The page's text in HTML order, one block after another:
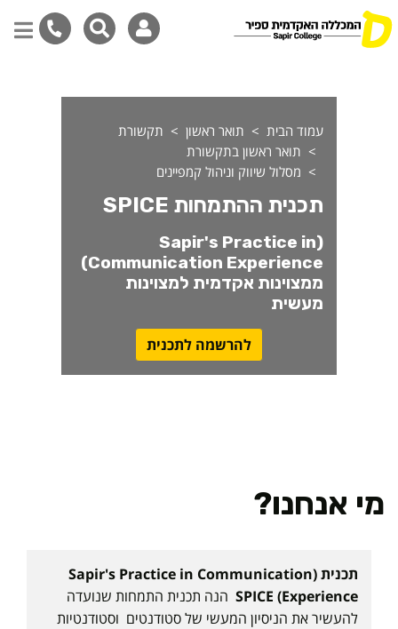
עמוד הבית תואר ראשון
תקשורת
תואר ראשון בתקשורת
מסלול שיווק וניהול קמפיינים
תכנית ההתמחות SPICE
(Sapir's Practice in
Communication Experience)
ממצוינות אקדמית למצוינות
מעשית
להרשמה לתכנית
מי אנחנו?
תכנית (Sapir's Practice in Communication
Experience) SPICE
הנה תכנית התמחות שנועדה
להעשיר את הניסיון המעשי של סטודנטים וסטודנטיות